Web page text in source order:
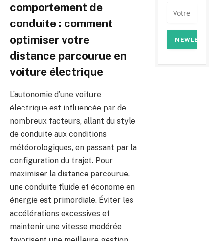
comportement de
conduite : comment
optimiser votre
distance parcourue en
voiture électrique
L’autonomie d’une voiture
électrique est influencée par de
nombreux facteurs, allant du style
de conduite aux conditions
météorologiques, en passant par la
configuration du trajet. Pour
maximiser la distance parcourue,
une conduite fluide et économe en
énergie est primordiale. Éviter les
accélérations excessives et
maintenir une vitesse modérée